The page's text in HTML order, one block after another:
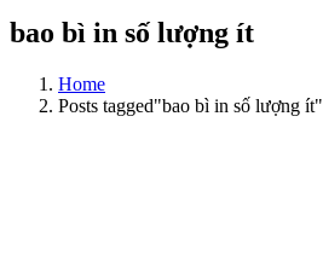
bao bì in số lượng ít
Home
Posts tagged"bao bì in số lượng ít"